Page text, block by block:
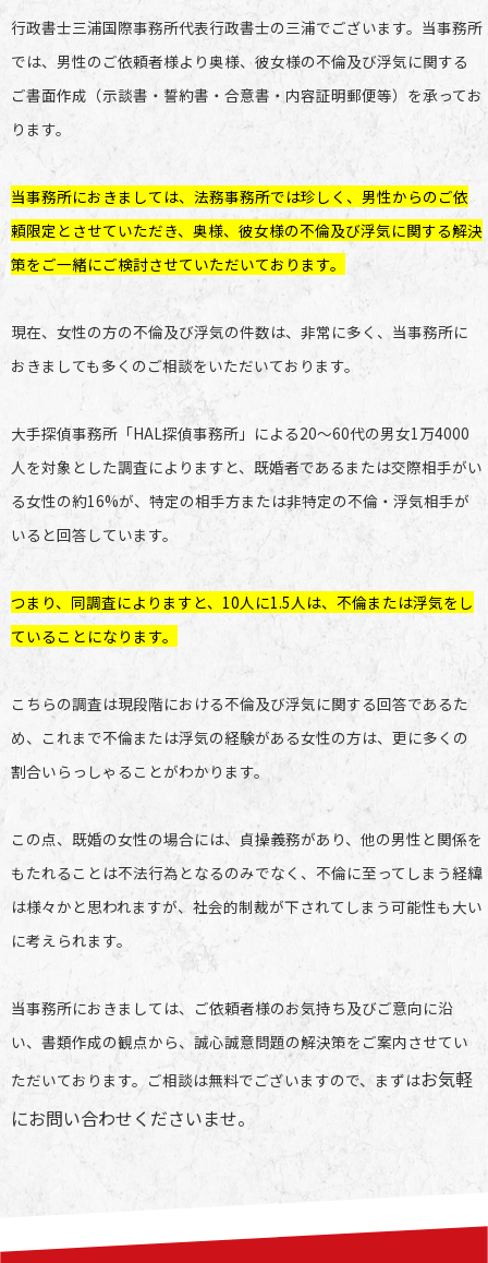
行政書士三浦国際事務所代表行政書士の三浦でございます。当事務所
では、男性のご依頼者様より奥様、彼女様の不倫及び浮気に関する
ご書面作成（示談書・誓約書・合意書・内容証明郵便等）を承ってお
ります。
当事務所におきましては、法務事務所では珍しく、男性からのご依
頼限定とさせていただき、奥様、彼女様の不倫及び浮気に関する解決
策をご一緒にご検討させていただいております。
現在、女性の方の不倫及び浮気の件数は、非常に多く、当事務所に
おきましても多くのご相談をいただいております。
大手探偵事務所「HAL探偵事務所」による20〜60代の男女1万4000
人を対象とした調査によりますと、既婚者であるまたは交際相手がい
る女性の約16%が、特定の相手方または非特定の不倫・浮気相手が
いると回答しています。
つまり、同調査によりますと、10人に1.5人は、不倫または浮気をし
ていることになります。
こちらの調査は現段階における不倫及び浮気に関する回答であるた
め、これまで不倫または浮気の経験がある女性の方は、更に多くの
割合いらっしゃることがわかります。
この点、既婚の女性の場合には、貞操義務があり、他の男性と関係を
もたれることは不法行為となるのみでなく、不倫に至ってしまう経緯
は様々かと思われますが、社会的制裁が下されてしまう可能性も大い
に考えられます。
当事務所におきましては、ご依頼者様のお気持ち及びご意向に沿
い、書類作成の観点から、誠心誠意問題の解決策をご案内させてい
ただいております。ご相談は無料でございますので、まずはお気軽
にお問い合わせくださいませ。